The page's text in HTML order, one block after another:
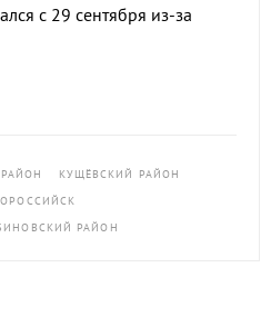
с 29 сентября из-за
КУЩЁВСКИЙ РАЙОН
РАЙОН